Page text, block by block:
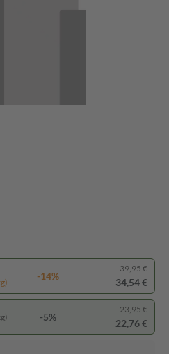
-14%
39,95 €
34,54 €
-5%
23,95 €
22,76 €